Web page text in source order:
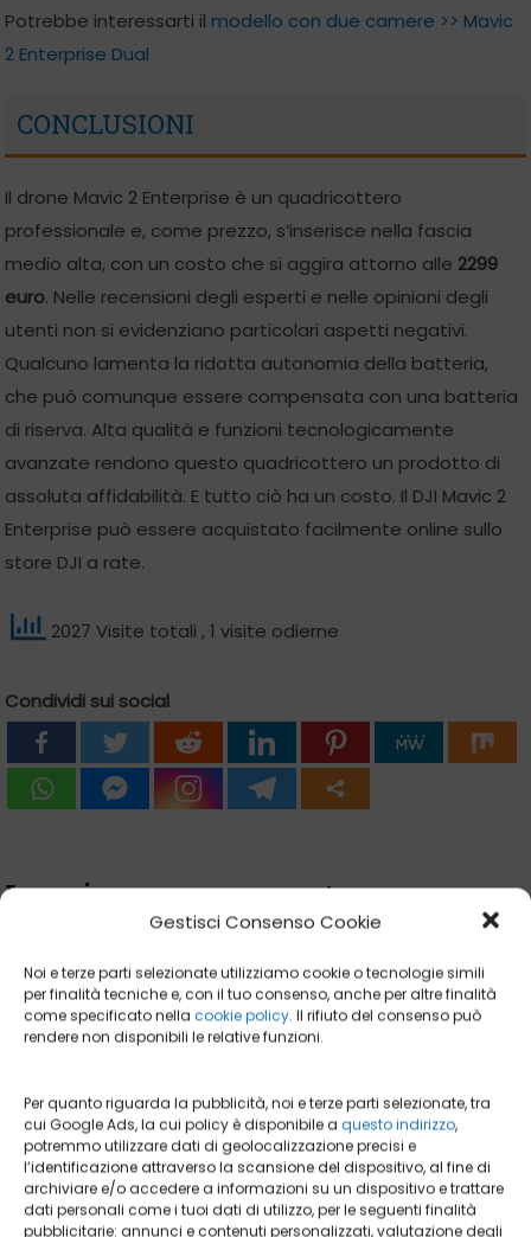
Gestisci Consenso Cookie
Noi e terze parti selezionate utilizziamo cookie o tecnologie simili
per finalità tecniche e, con il tuo consenso, anche per altre finalità
come specificato nella cookie policy. Il rifiuto del consenso può
rendere non disponibili le relative funzioni.
Per quanto riguarda la pubblicità, noi e terze parti selezionate, tra
cui Google Ads, la cui policy è disponibile a questo indirizzo,
potremmo utilizzare dati di geolocalizzazione precisi e
l’identificazione attraverso la scansione del dispositivo, al fine di
archiviare e/o accedere a informazioni su un dispositivo e trattare
dati personali come i tuoi dati di utilizzo, per le seguenti finalità
pubblicitarie: annunci e contenuti personalizzati, valutazione degli
Potrebbe interessarti il modello con due camere >> Mavic
2 Enterprise Dual
CONCLUSIONI
Il drone Mavic 2 Enterprise è un quadricottero
professionale e, come prezzo, s’inserisce nella fascia
medio alta, con un costo che si aggira attorno alle 2299
euro. Nelle recensioni degli esperti e nelle opinioni degli
utenti non si evidenziano particolari aspetti negativi.
Qualcuno lamenta la ridotta autonomia della batteria,
che può comunque essere compensata con una batteria
di riserva. Alta qualità e funzioni tecnologicamente
avanzate rendono questo quadricottero un prodotto di
assoluta affidabilità. E tutto ciò ha un costo. Il DJI Mavic 2
Enterprise può essere acquistato facilmente online sullo
store DJI a rate.
2027 Visite totali , 1 visite odierne
Condividi sui social
Lascia un commento